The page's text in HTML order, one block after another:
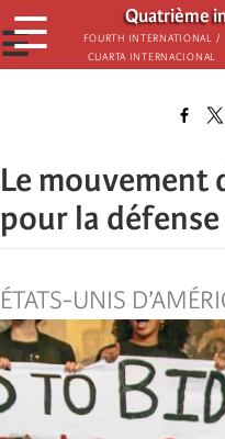
Aller
au
contenu
Quatrième
Fourth International /
Cuarta Internacional
☰
☰
Le mouvement
pour la
ÉTATS-UNIS